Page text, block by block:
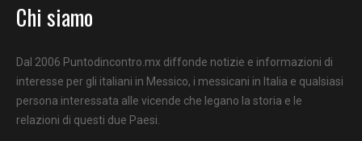
Chi siamo
Dal 2006 Puntodincontro.mx diffonde notizie e informazioni di
interesse per gli italiani in Messico, i messicani in Italia e qualsiasi
persona interessata alle vicende che legano la storia e le
relazioni di questi due Paesi.